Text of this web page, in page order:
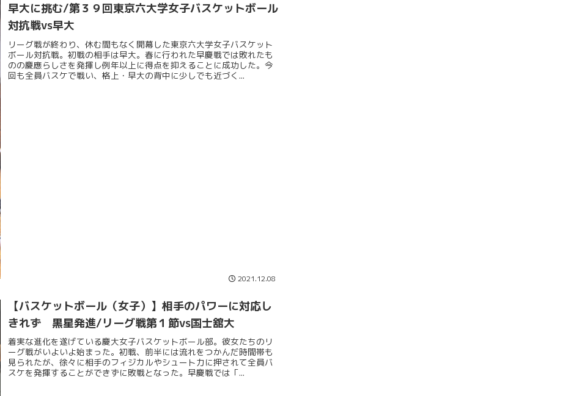
早大に挑む/第３９回東京六大学女子バスケットボール
対抗戦vs早大
リーグ戦が終わり、休む間もなく開幕した東京六大学女子バスケット
ボール対抗戦。初戦の相手は早大。春に行われた早慶戦では敗れたも
のの慶應らしさを発揮し例年以上に得点を抑えることに成功した。今
回も全員バスケで戦い、格上・早大の背中に少しでも近づく...
2021.12.08
【バスケットボール（女子）】相手のパワーに対応し
きれず 黒星発進/リーグ戦第１節vs国士舘大
着実な進化を遂げている慶大女子バスケットボール部。彼女たちのリ
ーグ戦がいよいよ始まった。初戦、前半には流れをつかんだ時間帯も
見られたが、徐々に相手のフィジカルやシュート力に押されて全員バ
スケを発揮することができずに敗戦となった。早慶戦では「...